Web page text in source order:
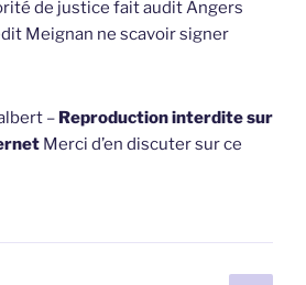
de justice fait audit Angers
Meignan ne scavoir signer
– Reproduction interdite sur
Merci d’en discuter sur ce